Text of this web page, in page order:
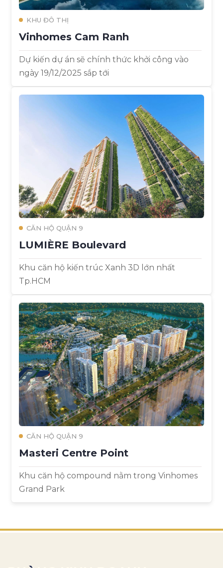
KHU ĐÔ THỊ
Vinhomes Cam Ranh
Dự kiến dự án sẽ chính thức khởi công vào
ngày 19/12/2025 sắp tới
CĂN HỘ QUẬN 9
LUMIÈRE Boulevard
Khu căn hộ kiến trúc Xanh 3D lớn nhất
Tp.HCM
CĂN HỘ QUẬN 9
Masteri Centre Point
Khu căn hộ compound nằm trong Vinhomes
Grand Park